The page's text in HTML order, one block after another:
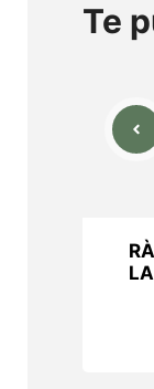
Te